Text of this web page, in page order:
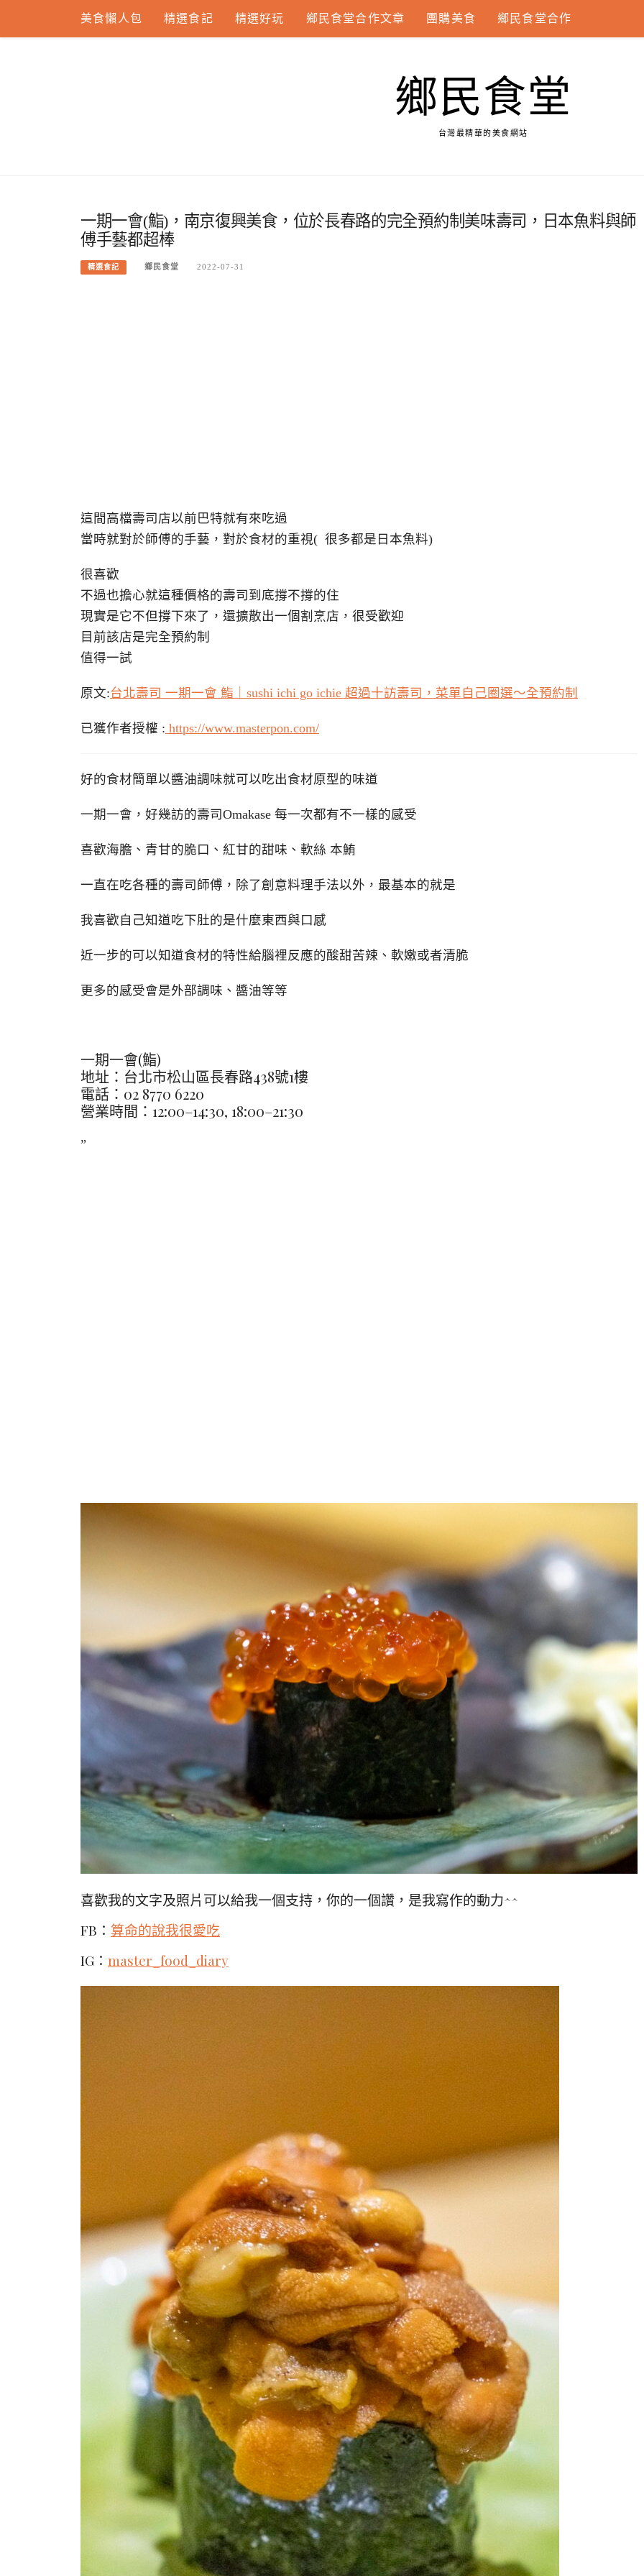
content
美食懶人包 精選食記 精選好玩 鄉民食堂合作文章 團購美食 鄉民食堂合作
鄉民食堂
台灣最精華的美食網站
一期一會(鮨)，南京復興美食，位於長春路的完全預約制美味壽司，日本魚料與師
傅手藝都超棒
精選食記 鄉民食堂 2022-07-31
這間高檔壽司店以前巴特就有來吃過
當時就對於師傅的手藝，對於食材的重視( 很多都是日本魚料)
很喜歡
不過也擔心就這種價格的壽司到底撐不撐的住
現實是它不但撐下來了，還擴散出一個割烹店，很受歡迎
目前該店是完全預約制
值得一試
原文:台北壽司 一期一會 鮨｜sushi ichi go ichie 超過十訪壽司，菜單自己圈選～全預約制
已獲作者授權 : https://www.masterpon.com/
好的食材簡單以醬油調味就可以吃出食材原型的味道
一期一會，好幾訪的壽司Omakase 每一次都有不一樣的感受
喜歡海膽、青甘的脆口、紅甘的甜味、軟絲 本鮪
一直在吃各種的壽司師傅，除了創意料理手法以外，最基本的就是
我喜歡自己知道吃下肚的是什麼東西與口感
近一步的可以知道食材的特性給腦裡反應的酸甜苦辣、軟嫩或者清脆
更多的感受會是外部調味、醬油等等
一期一會(鮨)
地址：台北市松山區長春路438號1樓
電話： 02 8770 6220
營業時間：12:00–14:30, 18:00–21:30
”
喜歡我的文字及照片可以給我一個支持，你的一個讚，是我寫作的動力^^
FB： 算命的說我很愛吃
IG： master_food_diary